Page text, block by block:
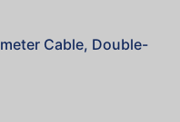
Cable, Double-